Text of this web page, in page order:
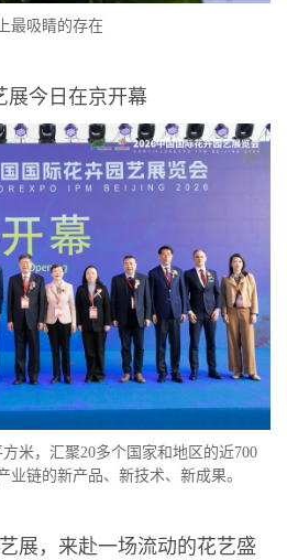
最吸睛的存在
展今日在京开幕
米，汇聚20多个国家和地区的近700
业链的新产品、新技术、新成果。
展，来赴一场流动的花艺盛